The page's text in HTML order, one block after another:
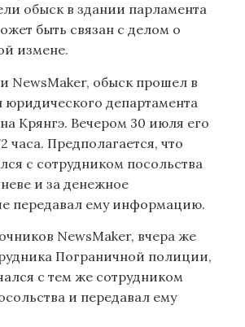
обыск в здании парламента
быть связан с делом о
измене.
NewsMaker, обыск прошел в
юридического департамента
Крянгэ. Вечером 30 июля его
часа. Предполагается, что
с сотрудником посольства
и за денежное
передавал ему информацию.
NewsMaker, вчера же
Пограничной полиции,
с тем же сотрудником
и передавал ему